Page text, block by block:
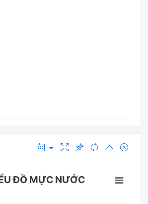
ĐỒ MỰC NƯỚC